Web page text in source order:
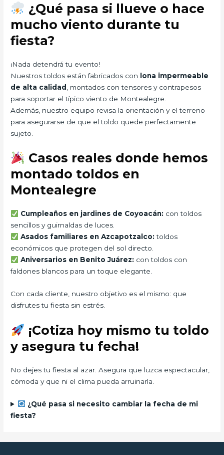
¿Qué pasa si llueve o hace
mucho viento durante tu
fiesta?
¡Nada detendrá tu evento!
Nuestros toldos están fabricados con lona impermeable
de alta calidad , montados con tensores y contrapesos
para soportar el típico viento de Montealegre.
Además, nuestro equipo revisa la orientación y el terreno
para asegurarse de que el toldo quede perfectamente
sujeto.
Casos reales donde hemos
montado toldos en
Montealegre
Cumpleaños en jardines de Coyoacán:con toldos
sencillos y guirnaldas de luces.
Asados familiares en Azcapotzalco:toldos
económicos que protegen del sol directo.
Aniversarios en Benito Juárez:con toldos con
faldones blancos para un toque elegante.
Con cada cliente, nuestro objetivo es el mismo: que
disfrutes tu fiesta sin estrés.
¡Cotiza hoy mismo tu toldo
y asegura tu fecha!
No dejes tu fiesta al azar. Asegura que luzca espectacular,
cómoda y que ni el clima pueda arruinarla.
¿Qué pasa si necesito cambiar la fecha de mi
fiesta?